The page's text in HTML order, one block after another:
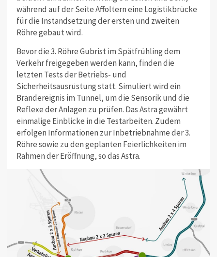
während auf der Seite Affoltern eine Logistikbrücke
für die Instandsetzung der ersten und zweiten
Röhre gebaut wird.
Bevor die 3. Röhre Gubrist im Spätfrühling dem
Verkehr freigegeben werden kann, finden die
letzten Tests der Betriebs- und
Sicherheitsausrüstung statt. Simuliert wird ein
Brandereignis im Tunnel, um die Sensorik und die
Reflexe der Anlagen zu prüfen. Das Astra gewährt
einmalige Einblicke in die Testarbeiten. Zudem
erfolgen Informationen zur Inbetriebnahme der 3.
Röhre sowie zu den geplanten Feierlichkeiten im
Rahmen der Eröffnung, so das Astra.